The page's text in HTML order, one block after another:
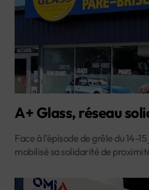
A+ Glass, réseau
Face à l’épisode de grêle du 14-
mobilisé sa solidarité de